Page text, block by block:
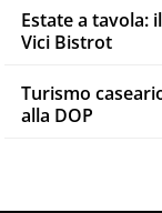
Estate a tavola:
Vici Bistrot
Turismo
alla DOP